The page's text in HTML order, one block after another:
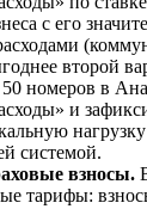
с его
второй
50 номеров в
и
системой.
взносы.
тарифы: